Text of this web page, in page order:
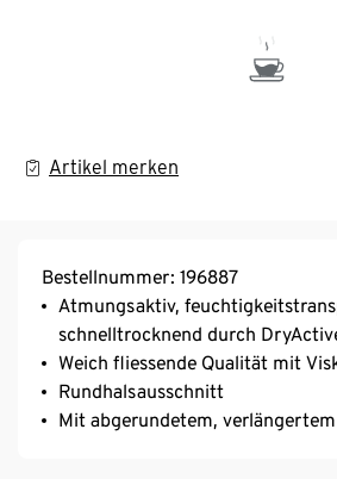
Artikel merken
Bestellnummer: 196887
Atmungsaktiv,
schnelltrocknend durch
Weich fliessende Qualität mit
Rundhalsausschnitt
Mit abgerundetem,